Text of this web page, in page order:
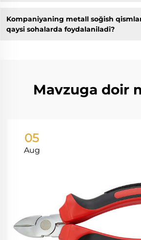
Kompaniyaning metall soğish
qaysi sohalarda foydalaniladi?
Mavzuga doir
05
Aug